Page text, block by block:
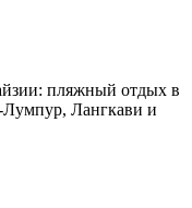
пляжный отдых в
Лангкави и